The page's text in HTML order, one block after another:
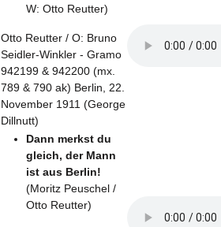
W: Otto Reutter)
Otto Reutter / O: Bruno
Seidler-Winkler - Gramo
942199 & 942200 (mx.
789 & 790 ak) Berlin, 22.
November 1911 (George
Dillnutt)
Dann merkst du
gleich, der Mann
ist aus Berlin!
(Moritz Peuschel /
Otto Reutter)